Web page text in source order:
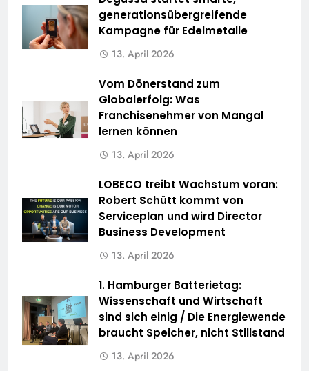
generationsübergreifende
Kampagne für Edelmetalle
13. April 2026
Vom Dönerstand zum
Globalerfolg: Was
Franchisenehmer von Mangal
lernen können
13. April 2026
LOBECO treibt Wachstum voran:
Robert Schütt kommt von
Serviceplan und wird Director
Business Development
13. April 2026
1. Hamburger Batterietag:
Wissenschaft und Wirtschaft
sind sich einig / Die Energiewende
braucht Speicher, nicht Stillstand
13. April 2026